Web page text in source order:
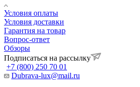
Условия оплаты
Условия доставки
Гарантия на товар
Вопрос-ответ
Обзоры
Подписаться на рассылку
+7 (800) 250 70 01
Dubrava-lux@mail.ru